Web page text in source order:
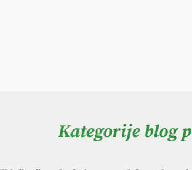
Kategorije blog